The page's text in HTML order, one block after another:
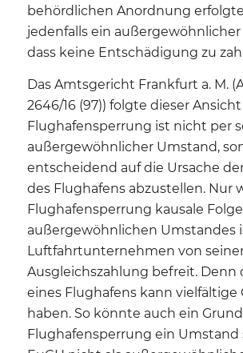
behördlichen Anordnung
jedenfalls ein
dass keine Entschädigung zu
Das Amtsgericht Frankfurt a. M.
2646/16 (97)) folgte dieser
Flughafensperrung ist nicht per
außergewöhnlicher Umstand,
entscheidend auf die Ursache
des Flughafens abzustellen. Nur
Flughafensperrung kausale
außergewöhnlichen Umstandes
Luftfahrtunternehmen von
Ausgleichszahlung befreit. Denn
eines Flughafens kann vielfältige
haben. So könnte auch ein
Flughafensperrung ein Umstand